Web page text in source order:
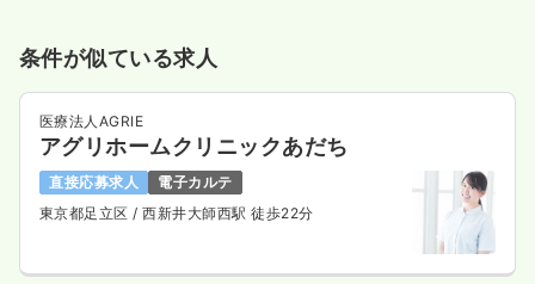
条件が似ている求人
医療法人AGRIE
アグリホームクリニックあだち
直接応募求人
電子カルテ
東京都足立区 / 西新井大師西駅 徒歩22分